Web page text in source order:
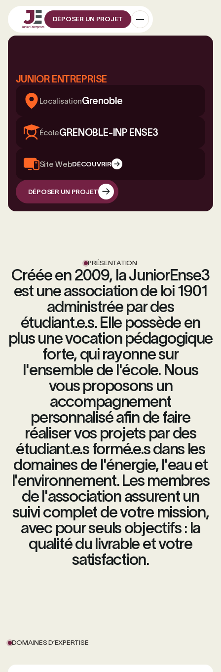
DÉPOSER UN PROJET
JUNIOR ENTREPRISE
LocalisationGrenoble
ÉcoleGRENOBLE-INP ENSE3
Site WebDÉCOUVRIR
DÉPOSER UN PROJET
PRÉSENTATION
Créée en 2009, la JuniorEnse3
est une association de loi 1901
administrée par des
étudiant.e.s. Elle possède en
plus une vocation pédagogique
forte, qui rayonne sur
l'ensemble de l'école. Nous
vous proposons un
accompagnement
personnalisé afin de faire
réaliser vos projets par des
étudiant.e.s formé.e.s dans les
domaines de l'énergie, l'eau et
l'environnement. Les membres
de l'association assurent un
suivi complet de votre mission,
avec pour seuls objectifs : la
qualité du livrable et votre
satisfaction.
DOMAINES D’EXPERTISE